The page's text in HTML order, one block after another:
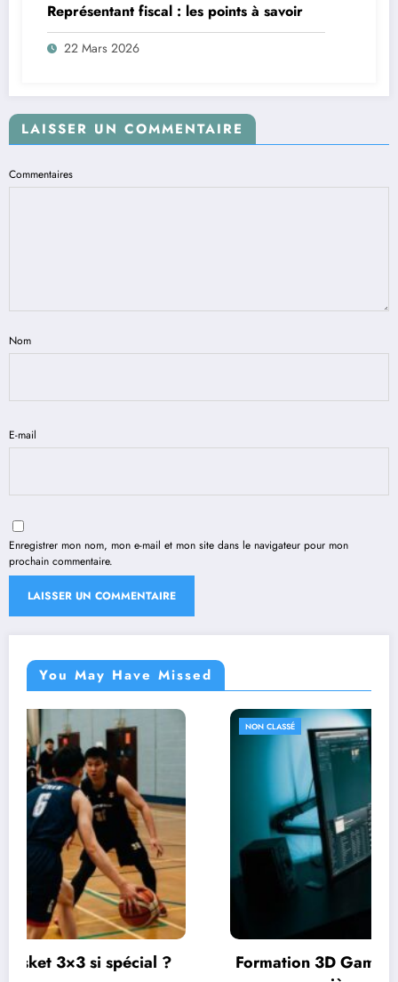
Représentant fiscal : les points à savoir
22 Mars 2026
LAISSER UN COMMENTAIRE
Commentaires
Nom
E-mail
Enregistrer mon nom, mon e-mail et mon site dans le navigateur pour mon
prochain commentaire.
You May Have Missed
NON CLASSÉ
Formation 3D Game Studio : Une